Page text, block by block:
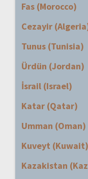
Fas (Morocco)
Cezayir
Tunus (Tunisia)
Ürdün (Jordan)
İsrail (Israel)
Katar (Qatar)
Umman (Oman)
Kuveyt (Kuwait)
Kazakistan